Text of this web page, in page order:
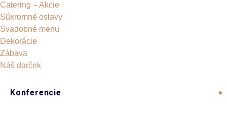
Catering – Akcie
Súkromné oslavy
Svadobné menu
Dekorácie
Zábava
Náš darček
Konferencie